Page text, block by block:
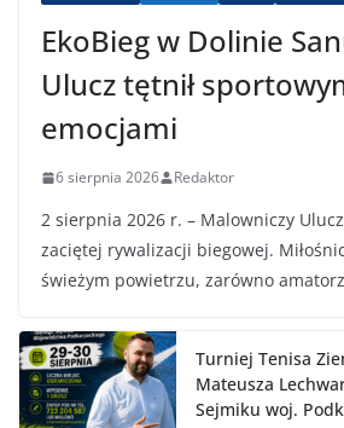
EkoBieg w Dolinie
Ulucz tętnił
emocjami
6 sierpnia 2026 Redaktor
2 sierpnia 2026 r. – Malowniczy
zaciętej rywalizacji biegowej.
świeżym powietrzu, zarówno
Turniej Tenisa
Mateusza
Sejmiku woj.